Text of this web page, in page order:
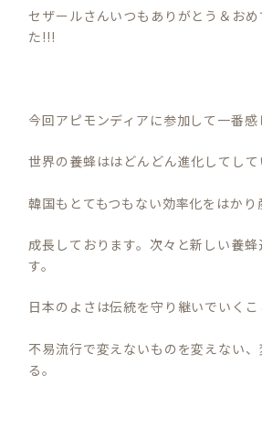
セザールさんいつもありがとう＆お
た!!!
今回アピモンディアに参加して一番
世界の養蜂ははどんどん進化してして
韓国もとてもつもない効率化をはかり
成長しております。次々と新しい養
す。
日本のよさは伝統を守り継いでいくこ
不易流行で変えないものを変えない、
る。